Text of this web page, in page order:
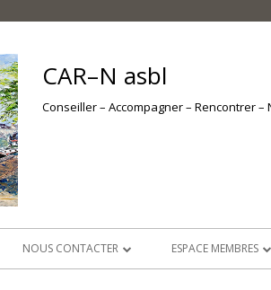
CAR–N asbl
Conseiller – Accompagner – Rencontrer –
NOUS CONTACTER ESPACE MEMBRES